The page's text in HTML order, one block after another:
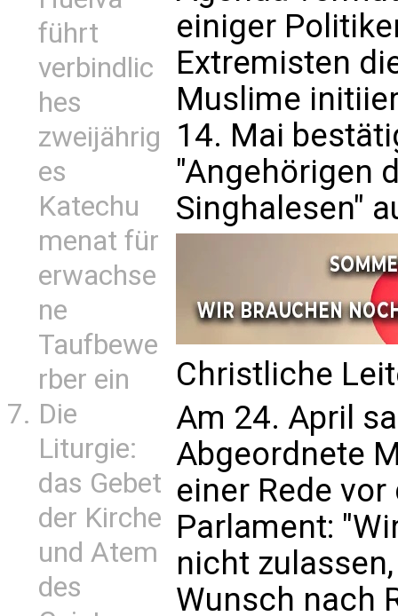
führt
verbindlic
hes
zweijährig
es
Katechu
menat für
erwachse
ne
Taufbewe
rber ein
Die
Liturgie:
das Gebet
der Kirche
und Atem
des
einiger
Extremisten
Muslime
14. Mai
"Angehörigen
Singhalesen"
Christliche
Am 24. April
Abgeordnete
einer Rede
Parlament:
nicht
Wunsch nach